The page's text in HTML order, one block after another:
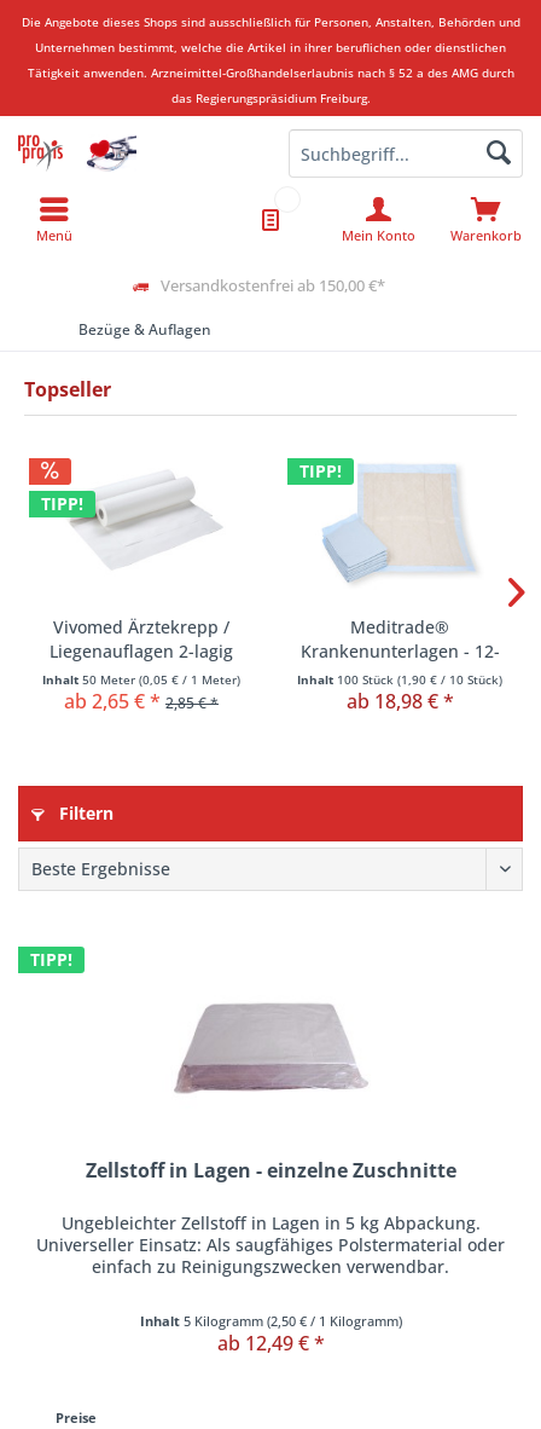
Die Angebote dieses Shops sind ausschließlich für Personen, Anstalten, Behörden und
Unternehmen bestimmt, welche die Artikel in ihrer beruflichen oder dienstlichen
Tätigkeit anwenden. Arzneimittel-Großhandelserlaubnis nach § 52 a des AMG durch
das Regierungspräsidium Freiburg.
Versandkostenfrei ab 150,00 €*
Warenkorb
Mein Konto
Menü
Bezüge & Auflagen
Topseller
TIPP!
Vivomed Ärztekrepp /
Liegenauflagen 2-lagig
Inhalt 50 Meter (0,05 € / 1 Meter)
ab 2,65 € * 2,85 € *
TIPP!
Meditrade®
Krankenunterlagen - 12-
lagig
Inhalt 100 Stück (1,90 € / 10 Stück)
ab 18,98 € *
Filtern
TIPP!
Zellstoff in Lagen - einzelne Zuschnitte
Ungebleichter Zellstoff in Lagen in 5 kg Abpackung.
Universeller Einsatz: Als saugfähiges Polstermaterial oder
einfach zu Reinigungszwecken verwendbar.
Inhalt 5 Kilogramm (2,50 €/ 1 Kilogramm)
ab 12,49 € *
Preise